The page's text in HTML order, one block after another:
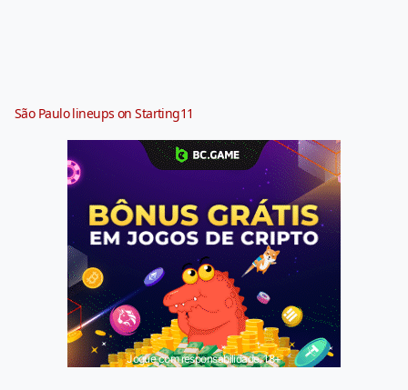
São Paulo lineups on Starting11
Jogue com responsabilidade. 18+